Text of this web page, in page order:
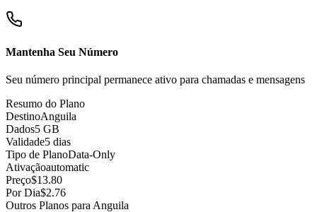
Mantenha Seu Número
Seu número principal permanece ativo para chamadas e mensagens
Resumo do Plano
DestinoAnguila
Dados5 GB
Validade5 dias
Tipo de PlanoData-Only
Ativaçãoautomatic
Preço$13.80
Por Dia$2.76
Outros Planos para Anguila